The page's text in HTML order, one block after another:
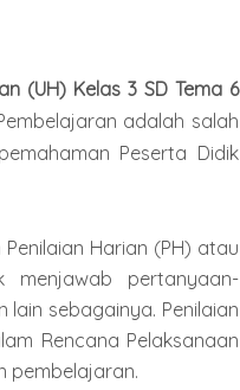
(UH) Kelas 3 SD Tema 6
adalah salah
Peserta Didik
Harian (PH) atau
menjawab pertanyaan-
sebagainya. Penilaian
Rencana Pelaksanaan
pembelajaran.